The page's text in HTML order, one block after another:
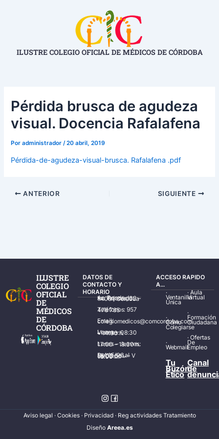
ILUSTRE COLEGIO OFICIAL DE MÉDICOS DE CÓRDOBA
Pérdida brusca de agudeza
visual. Docencia Rafalafena
Poradministrador /20 abril, 2019
Pérdida-de-agudeza-visual-brusca. Rafalafena .pdf
ANTERIOR SIGUIENTE
ILUSTRE
COLEGIO
OFICIAL
DE
MÉDICOS
DE
CÓRDOBA
DATOS DE
CONTACTO Y
HORARIO
Av. Ronda de los Tejares, 32 – 14001 Córdoba
Teléfonos: 957 478 785
Email: colegiomedicos@comcordoba.com
Lunes – Viernes: 08:30 – 14:30 h.
Lunes – Jueves: 17:00 – 19:30 h.
Del 15/06 al 15/09 de L – V de 08:00 – 15:00 h.
ACCESO RAPIDO
A...
·
Ventanilla
Única
·
Cómo
Colegiarse
·
Webmail
·Aula
Virtual
·
Formación
Ciudadana
·Ofertas
De
Empleo
Tu
Buzón
Ético
Canal
de
Aviso legal · Cookies· Privacidad · Reg actividades Tratamiento
Diseño Areea.es